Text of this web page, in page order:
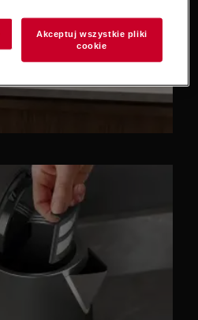
Akceptuj wszystkie pliki
cookie